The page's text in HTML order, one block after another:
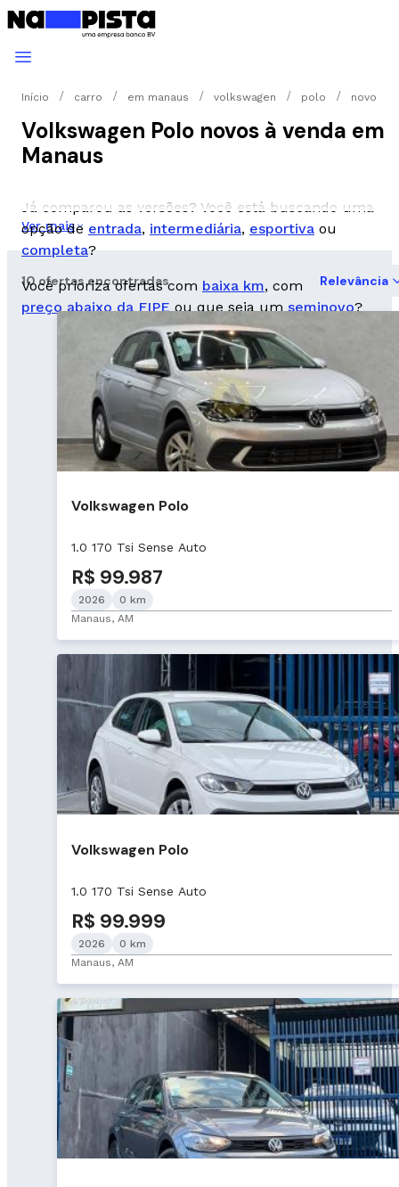
Início carro em manaus volkswagen polo novo
Volkswagen Polo novos à venda em
Manaus
Já comparou as versões? Você está buscando uma
opção de entrada, intermediária, esportiva ou
completa?
Você prioriza ofertas com baixa km, com
preço abaixo da FIPEou que seja umseminovo?
Ver mais
10 ofertas encontradas Relevância
Volkswagen Polo
1.0 170 Tsi Sense Auto
R$ 99.987
2026
0 km
Manaus, AM
Volkswagen Polo
1.0 170 Tsi Sense Auto
R$ 99.999
2026
0 km
Manaus, AM